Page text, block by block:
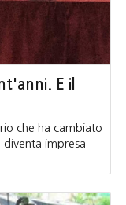
E il
che ha cambiato
impresa